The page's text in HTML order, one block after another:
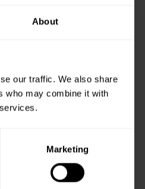
About
our traffic. We also share
who may combine it with
Marketing